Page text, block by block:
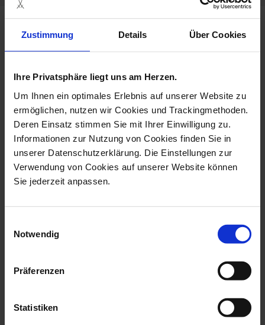
Zustimmung Details Über Cookies
Ihre Privatsphäre liegt uns am Herzen.
Um Ihnen ein optimales Erlebnis auf unserer Website zu
ermöglichen, nutzen wir Cookies und Trackingmethoden.
Deren Einsatz stimmen Sie mit Ihrer Einwilligung zu.
Informationen zur Nutzung von Cookies finden Sie in
unserer Datenschutzerklärung. Die Einstellungen zur
Verwendung von Cookies auf unserer Website können
Sie jederzeit anpassen.
Notwendig
Präferenzen
Statistiken
more products from the heart
Pendant Heart Medium,
Available
Pendant Swinging Heart,
more products from the